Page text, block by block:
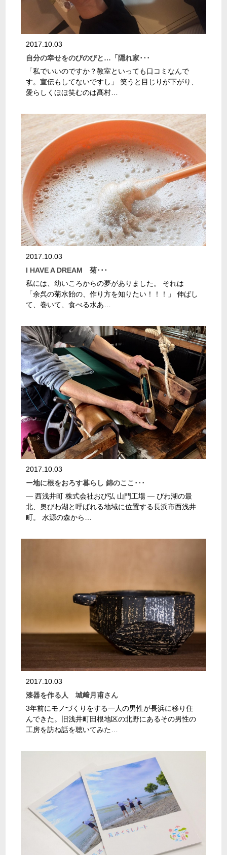
2017.10.03
自分の幸せをのびのびと…「隠れ家･･･
「私でいいのですか？教室といっても口コミなんで
す。宣伝もしてないですし」 笑うと目じりが下がり、
愛らしくほほ笑むのは髙村…
2017.10.03
I HAVE A DREAM 菊･･･
私には、幼いころからの夢がありました。 それは
「余呉の菊水飴の、作り方を知りたい！！！」 伸ばし
て、巻いて、食べる水あ…
2017.10.03
ー地に根をおろす暮らし 錦のここ･･･
― 西浅井町 株式会社おび弘 山門工場 ― びわ湖の最
北、奥びわ湖と呼ばれる地域に位置する長浜市西浅井
町。 水源の森から…
2017.10.03
漆器を作る人 城﨑月甫さん
3年前にモノづくりをする一人の男性が長浜に移り住
んできた。旧浅井町田根地区の北野にあるその男性の
工房を訪ね話を聴いてみた…